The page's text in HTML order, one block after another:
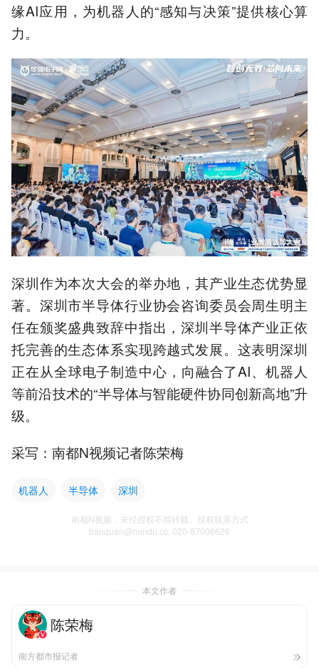
缘AI应用，为机器人的“感知与决策”提供核心算
力。
深圳作为本次大会的举办地，其产业生态优势显
著。深圳市半导体行业协会咨询委员会周生明主
任在颁奖盛典致辞中指出，深圳半导体产业正依
托完善的生态体系实现跨越式发展。这表明深圳
正在从全球电子制造中心，向融合了AI、机器人
等前沿技术的“半导体与智能硬件协同创新高地”升
级。
采写：南都N视频记者陈荣梅
机器人 半导体 深圳
南都N视频，未经授权不得转载、授权联系方式
banquan@nandu.cc. 020-87006626
本文作者
陈荣梅
南方都市报记者